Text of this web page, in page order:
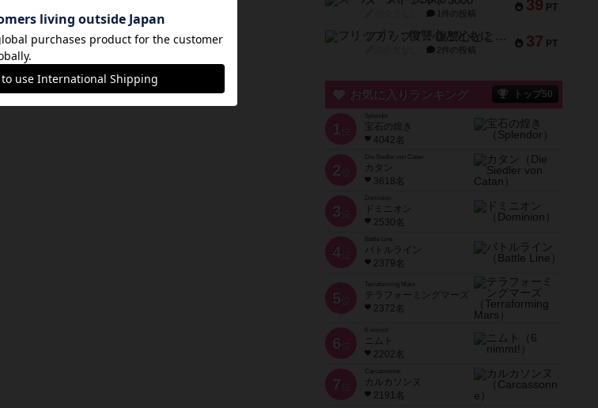
39 PT
1件の投稿
37 PT
フリップ７：復讐心とともに
2件の投稿
お気に入りランキング トップ50
1 位
宝石の煌き
4042名
2 位
Die Siedler von Catan
カタン
3618名
3 位
ドミニオン
2530名
4位
Battle Line
バトルライン
2379名
5 位
Terraforming Mars
テラフォーミングマーズ
2372名
6 位
ニムト
2202名
7 位
Carcassonne
カルカソンヌ
2191名